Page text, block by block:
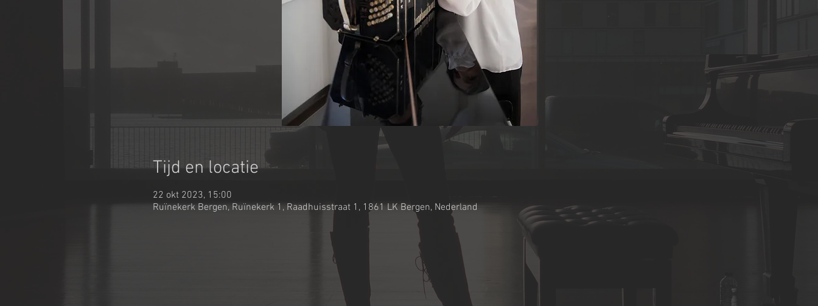
Tijd en locatie
22 okt 2023, 15:00
Ruïnekerk Bergen, Ruïnekerk 1, Raadhuisstraat 1, 1861 LK Bergen, Nederland